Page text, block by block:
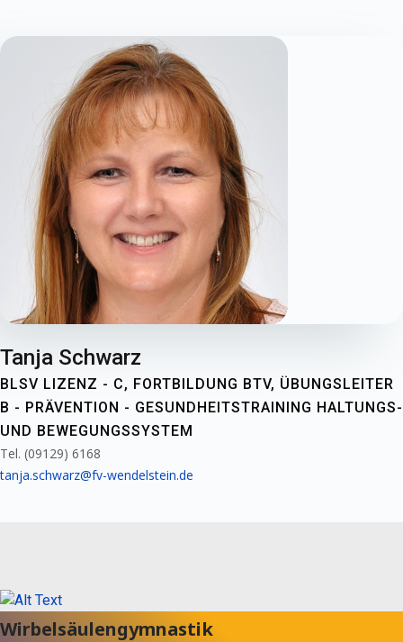
Tanja Schwarz
BLSV LIZENZ - C, FORTBILDUNG BTV, ÜBUNGSLEITER
B - PRÄVENTION - GESUNDHEITSTRAINING HALTUNGS-
UND BEWEGUNGSSYSTEM
Tel. (09129) 6168
tanja.schwarz@fv-wendelstein.de
Wirbelsäulengymnastik